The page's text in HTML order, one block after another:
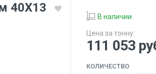
40Х13
В наличии
Цена за тонну:
111 053
КОЛИЧЕСТВО